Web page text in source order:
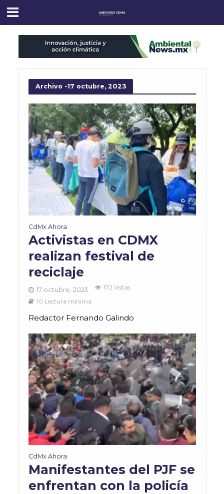
Archivo -17 octubre, 2023
CdMx Ahora
Activistas en CDMX
realizan festival de
reciclaje
17 octubre, 2023
172 Vistas
10 Lectura mínima
Redactor Fernando Galindo
CdMx Ahora
Manifestantes del PJF se
enfrentan con la policía